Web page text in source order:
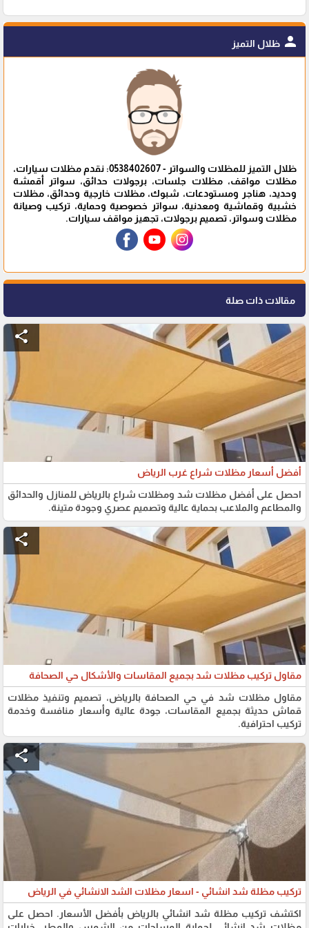
person ظلال التميز
ظلال التميز للمظلات والسواتر - 0538402607: نقدم مظلات سيارات،
مظلات مواقف، مظلات جلسات، برجولات حدائق، سواتر أقمشة
وحديد، هناجر ومستودعات، شبوك، مظلات خارجية وحدائق، مظلات
خشبية وقماشية ومعدنية، سواتر خصوصية وحماية، تركيب وصيانة
مظلات وسواتر، تصميم برجولات، تجهيز مواقف سيارات.
مقالات ذات صلة
share
أفضل أسعار مظلات شراع غرب الرياض
احصل على أفضل مظلات شد ومظلات شراع بالرياض للمنازل والحدائق
والمطاعم والملاعب بحماية عالية وتصميم عصري وجودة متينة.
share
مقاول تركيب مظلات شد بجميع المقاسات والأشكال حي الصحافة
مقاول مظلات شد في حي الصحافة بالرياض، تصميم وتنفيذ مظلات
قماش حديثة بجميع المقاسات، جودة عالية وأسعار منافسة وخدمة
تركيب احترافية.
share
تركيب مظلة شد انشائي - اسعار مظلات الشد الانشائي في الرياض
اكتشف تركيب مظلة شد انشائي بالرياض بأفضل الأسعار. احصل على